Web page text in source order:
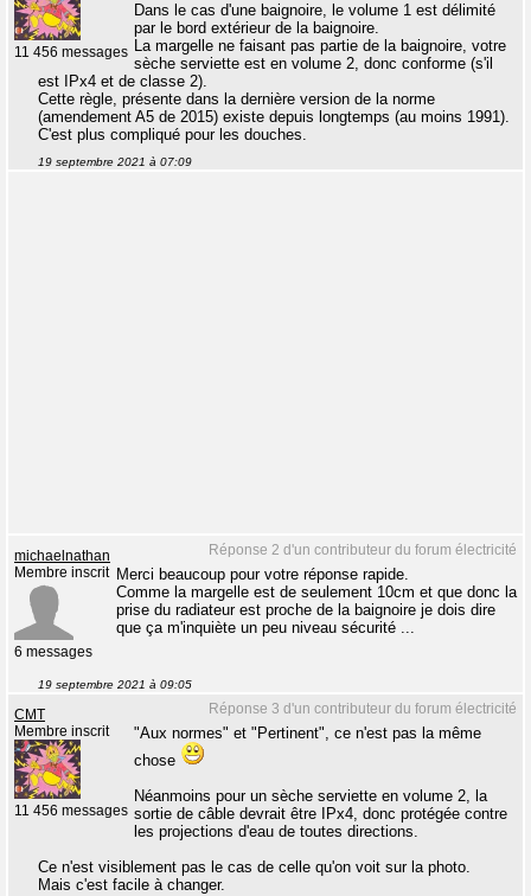
11 456 messages
Dans le cas d'une baignoire, le volume 1 est délimité
par le bord extérieur de la baignoire.
La margelle ne faisant pas partie de la baignoire, votre
sèche serviette est en volume 2, donc conforme (s'il
est IPx4 et de classe 2).
Cette règle, présente dans la dernière version de la norme
(amendement A5 de 2015) existe depuis longtemps (au moins 1991).
C'est plus compliqué pour les douches.
19 septembre 2021 à 07:09
Réponse 2 d'un contributeur du forum électricité
michaelnathan
Membre inscrit
6 messages
Merci beaucoup pour votre réponse rapide.
Comme la margelle est de seulement 10cm et que donc la
prise du radiateur est proche de la baignoire je dois dire
que ça m'inquiète un peu niveau sécurité ...
19 septembre 2021 à 09:05
Réponse 3 d'un contributeur du forum électricité
CMT
Membre inscrit
11 456 messages
"Aux normes" et "Pertinent", ce n'est pas la même
chose
Néanmoins pour un sèche serviette en volume 2, la
sortie de câble devrait être IPx4, donc protégée contre
les projections d'eau de toutes directions.
Ce n'est visiblement pas le cas de celle qu'on voit sur la photo.
Mais c'est facile à changer.